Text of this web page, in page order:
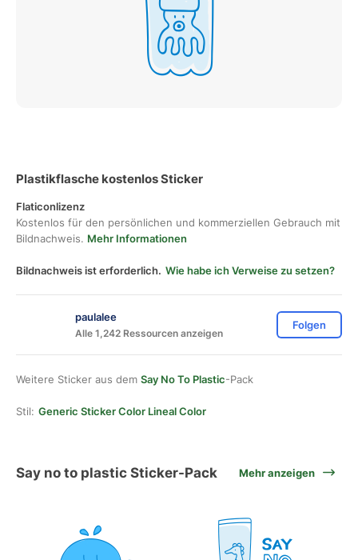
Plastikflasche kostenlos Sticker
Flaticonlizenz
Kostenlos für den persönlichen und kommerziellen Gebrauch mit
Bildnachweis. Mehr Informationen
Bildnachweis ist erforderlich. Wie habe ich Verweise zu setzen?
paulalee
Alle 1,242 Ressourcen anzeigen
Folgen
Weitere Sticker aus dem Say No To Plastic-Pack
Stil: Generic Sticker Color Lineal Color
Say no to plastic Sticker-Pack Mehr anzeigen